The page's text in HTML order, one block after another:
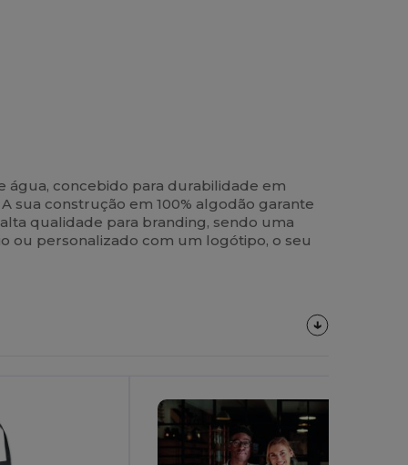
água, concebido para durabilidade em
sua construção em 100% algodão garante
qualidade para branding, sendo uma
ou personalizado com um logótipo, o seu